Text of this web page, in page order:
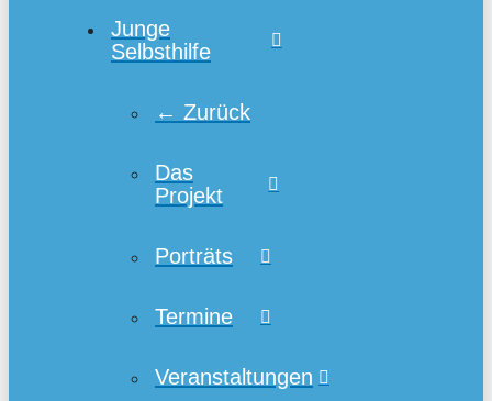
Junge
Selbsthilfe
← Zurück
Das
Projekt
Porträts
Termine
Veranstaltungen